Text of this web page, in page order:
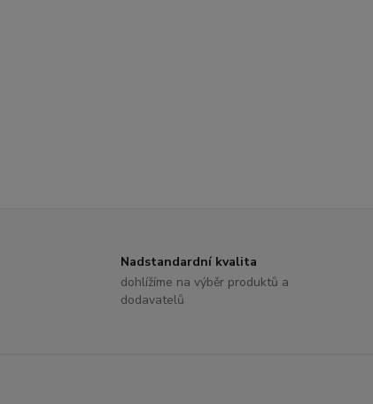
Nadstandardní kvalita
dohlížíme na výběr produktů a
dodavatelů